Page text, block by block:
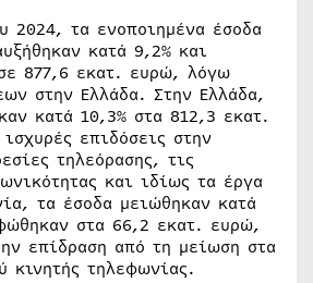
2024, τα ενοποιημένα έσοδα
κατά 9,2% και
877,6 εκατ. ευρώ, λόγω
στην Ελλάδα. Στην Ελλάδα,
κατά 10,3% στα 812,3 εκατ.
επιδόσεις στην
τηλεόρασης, τις
και ιδίως τα έργα
τα έσοδα μειώθηκαν κατά
στα 66,2 εκατ. ευρώ,
επίδραση από τη μείωση στα
κινητής τηλεφωνίας.